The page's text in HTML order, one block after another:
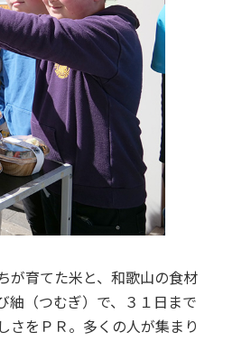
が育てた米と、和歌山の食材
紬（つむぎ）で、３１日まで
さをＰＲ。多くの人が集まり